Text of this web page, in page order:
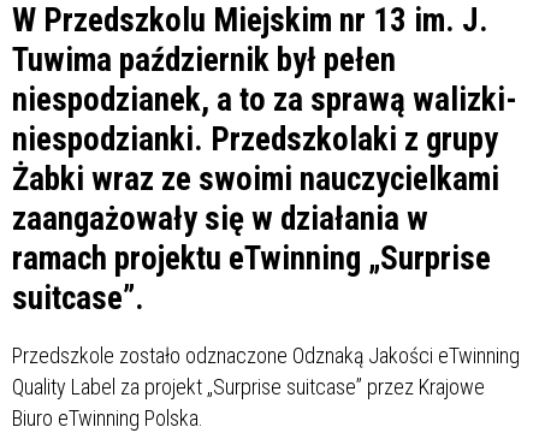
W Przedszkolu Miejskim nr 13 im. J.
Tuwima październik był pełen
niespodzianek, a to za sprawą walizki-
niespodzianki. Przedszkolaki z grupy
Żabki wraz ze swoimi nauczycielkami
zaangażowały się w działania w
ramach projektu eTwinning „Surprise
suitcase”.
Przedszkole zostało odznaczone Odznaką Jakości eTwinning
Quality Label za projekt „Surprise suitcase” przez Krajowe
Biuro eTwinning Polska.